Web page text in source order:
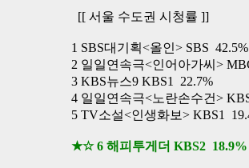
[[ 서울 수도권 시청률 ]]
1 SBS대기획<올인> SBS 42.5%
2 일일연속극<인어아가씨>
3 KBS뉴스9 KBS1 22.7%
4 일일연속극<노란손수건>
5 TV소설<인생화보> KBS1
★☆ 6 해피투게더 KBS2